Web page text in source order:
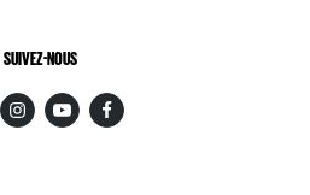
SUIVEZ-NOUS